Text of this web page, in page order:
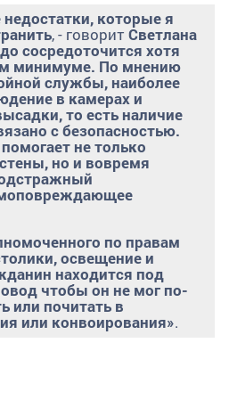
которые я
, - говорит Светлана
сосредоточится хотя
минимуме. По мнению
службы, наиболее
в камерах и
то есть наличие
с безопасностью.
не только
но и вовремя
по правам
освещение и
находится под
чтобы он не мог по-
или почитать в
или конвоирования».